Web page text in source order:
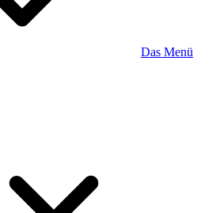
Das Menü